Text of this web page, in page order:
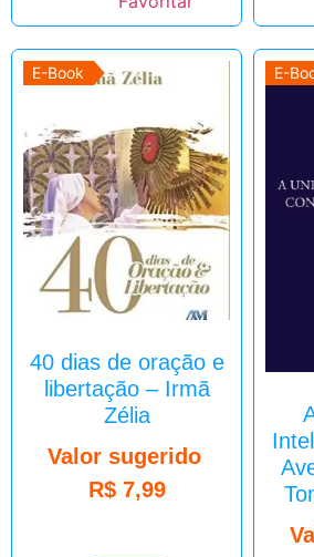
E-Book
40 dias de oração e
libertação – Irmã
Zélia
Valor sugerido
R$7,99
E-